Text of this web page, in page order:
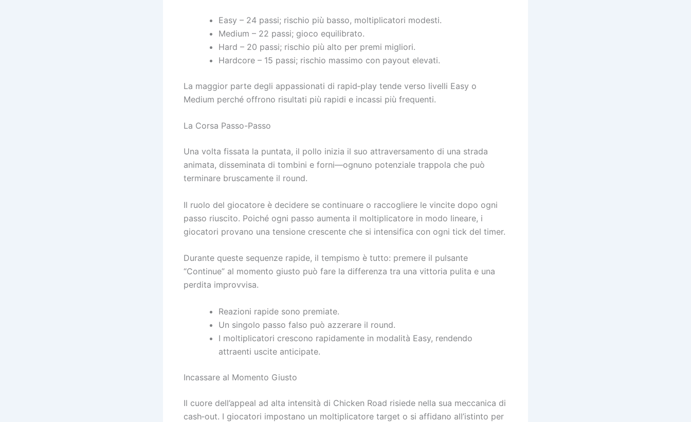
Easy – 24 passi; rischio più basso, moltiplicatori modesti.
Medium – 22 passi; gioco equilibrato.
Hard – 20 passi; rischio più alto per premi migliori.
Hardcore – 15 passi; rischio massimo con payout elevati.
La maggior parte degli appassionati di rapid‑play tende verso livelli Easy o
Medium perché offrono risultati più rapidi e incassi più frequenti.
La Corsa Passo-Passo
Una volta fissata la puntata, il pollo inizia il suo attraversamento di una strada
animata, disseminata di tombini e forni—ognuno potenziale trappola che può
terminare bruscamente il round.
Il ruolo del giocatore è decidere se continuare o raccogliere le vincite dopo ogni
passo riuscito. Poiché ogni passo aumenta il moltiplicatore in modo lineare, i
giocatori provano una tensione crescente che si intensifica con ogni tick del timer.
Durante queste sequenze rapide, il tempismo è tutto: premere il pulsante
“Continue” al momento giusto può fare la differenza tra una vittoria pulita e una
perdita improvvisa.
Reazioni rapide sono premiate.
Un singolo passo falso può azzerare il round.
I moltiplicatori crescono rapidamente in modalità Easy, rendendo
attraenti uscite anticipate.
Incassare al Momento Giusto
Il cuore dell’appeal ad alta intensità di Chicken Road risiede nella sua meccanica di
cash‑out. I giocatori impostano un moltiplicatore target o si affidano all’istinto per